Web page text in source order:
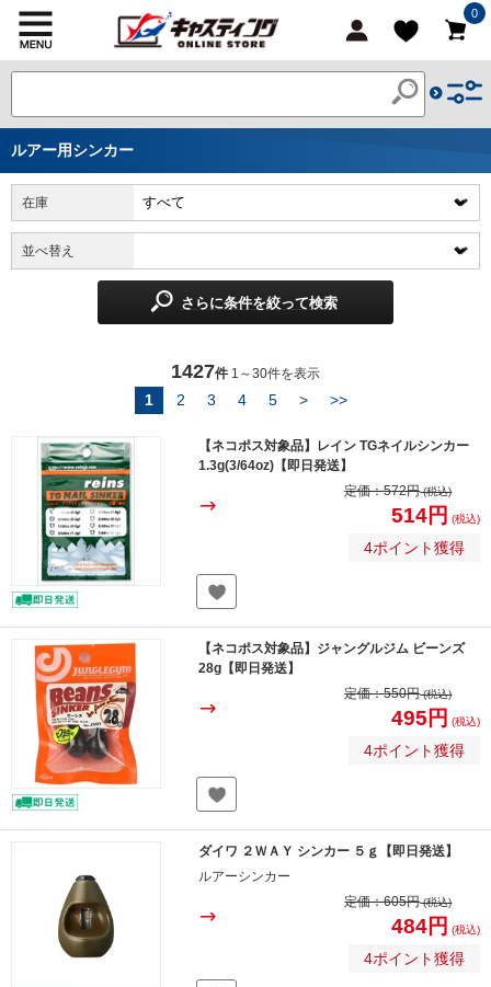
0
ルアー用シンカー
在庫
並べ替え
さらに条件を絞って検索
1427件 1～30件を表示
1 2 3 4 5 > >>
【ネコポス対象品】レイン TGネイルシンカー
1.3g(3/64oz)【即日発送】
定価：572円(税込)
514円 (税込)
4ポイント獲得
【ネコポス対象品】ジャングルジム ビーンズ
28g【即日発送】
定価：550円(税込)
495円 (税込)
4ポイント獲得
ダイワ ２ＷＡＹ シンカー ５ｇ【即日発送】
ルアーシンカー
定価：605円(税込)
484円 (税込)
4ポイント獲得